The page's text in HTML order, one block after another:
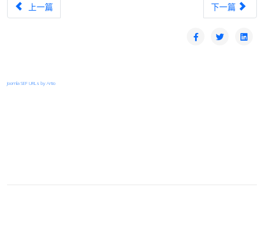
上一篇文章：TANet台中區域網路中心優良網路管理人員-黃永欽
上一篇 下一篇文章：
下一篇
Joomla SEF URLs by Artio